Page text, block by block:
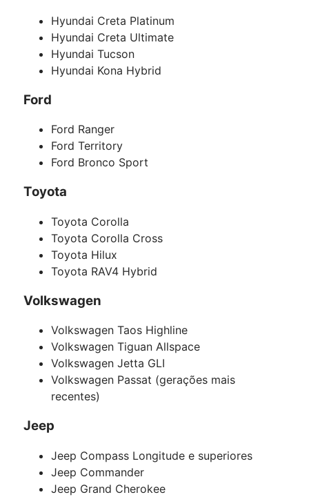
Hyundai Creta Platinum
Hyundai Creta Ultimate
Hyundai Tucson
Hyundai Kona Hybrid
Ford
Ford Ranger
Ford Territory
Ford Bronco Sport
Toyota
Toyota Corolla
Toyota Corolla Cross
Toyota Hilux
Toyota RAV4 Hybrid
Volkswagen
Volkswagen Taos Highline
Volkswagen Tiguan Allspace
Volkswagen Jetta GLI
Volkswagen Passat (gerações mais
recentes)
Jeep
Jeep Compass Longitude e superiores
Jeep Commander
Jeep Grand Cherokee